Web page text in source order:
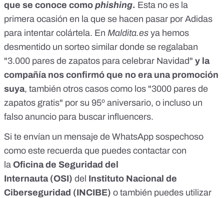
que se conoce como phishing. Esta no es la
primera ocasión en la que se hacen pasar por Adidas
para intentar colártela. En Maldita.es ya hemos
desmentido un sorteo similar donde se regalaban
"3.000 pares de zapatos para celebrar Navidad" y la
compañía nos confirmó que no era una promoción
suya, también otros casos como los "3000 pares de
zapatos gratis" por su 95º aniversario, o incluso un
falso anuncio para buscar influencers.
Si te envían un mensaje de WhatsApp sospechoso
como este recuerda que puedes contactar con
la Oficina de Seguridad del
Internauta(OSI) del Instituto Nacional de
Ciberseguridad (INCIBE) o también puedes utilizar